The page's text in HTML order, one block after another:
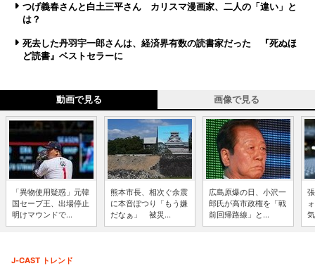
つげ義春さんと白土三平さん カリスマ漫画家、二人の「違い」と
は？
死去した丹羽宇一郎さんは、経済界有数の読書家だった 『死ぬほ
ど読書』ベストセラーに
動画で見る 画像で見る
「異物使用疑惑」元韓
国セーブ王、出場停止
明けマウンドで...
熊本市長、相次ぐ余震
に本音ぽつり「もう嫌
だなぁ」 被災...
広島原爆の日、小沢一
郎氏が高市政権を「戦
前回帰路線」と...
J-CAST トレンド